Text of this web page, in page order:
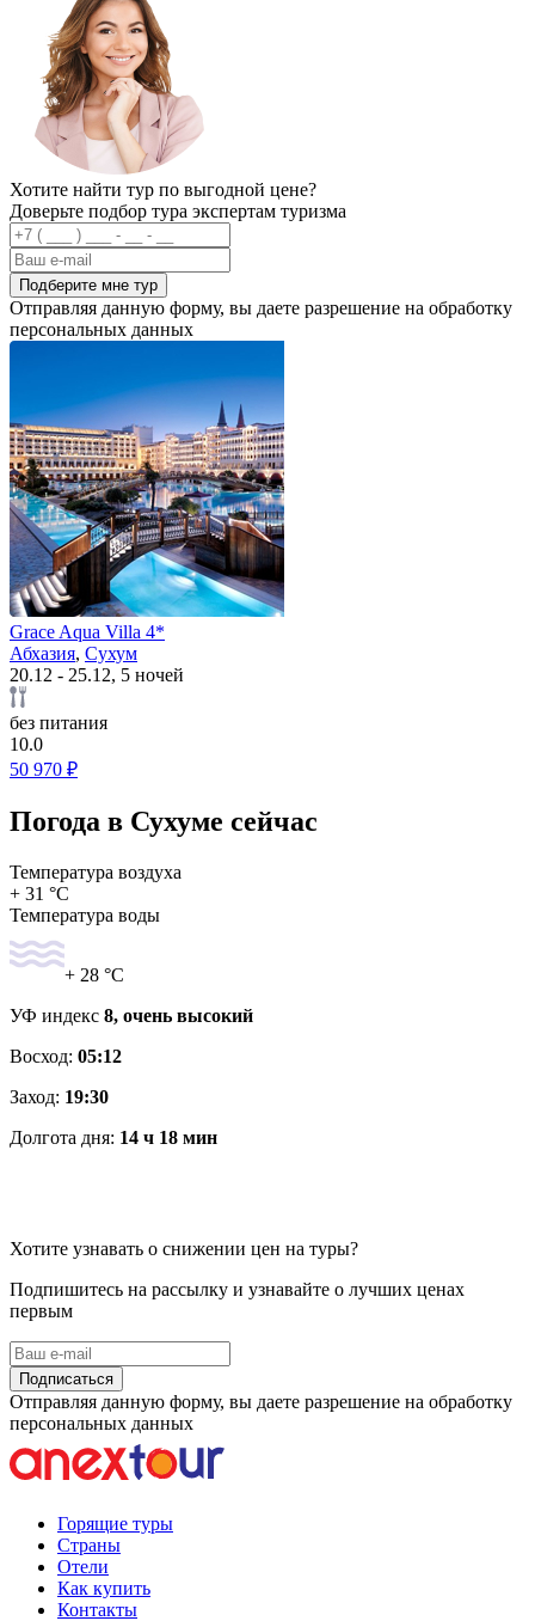
Хотите найти тур по выгодной цене?
Доверьте подбор тура экспертам туризма
Подберите мне тур
Отправляя данную форму, вы даете разрешение на обработку
персональных данных
Grace Aqua Villa 4*
Абхазия, Сухум
20.12 - 25.12, 5 ночей
без питания
10.0
50 970 ₽
Погода в Сухуме сейчас
Температура воздуха
+ 31 °C
Температура воды
+ 28 °C
УФ индекс 8, очень высокий
Восход: 05:12
Заход: 19:30
Долгота дня: 14 ч 18 мин
Хотите узнавать о снижении цен на туры?
Подпишитесь на рассылку и узнавайте о лучших ценах
первым
Подписаться
Отправляя данную форму, вы даете разрешение на обработку
персональных данных
Горящие туры
Страны
Отели
Как купить
Контакты